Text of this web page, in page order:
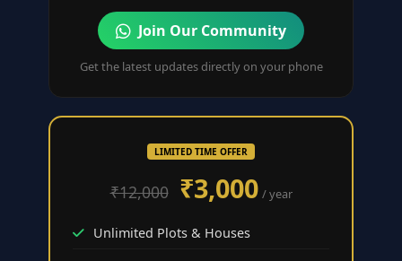
Join Our Community
Get the latest updates directly on your phone
LIMITED TIME OFFER
₹12,000 ₹3,000 / year
Unlimited Plots & Houses